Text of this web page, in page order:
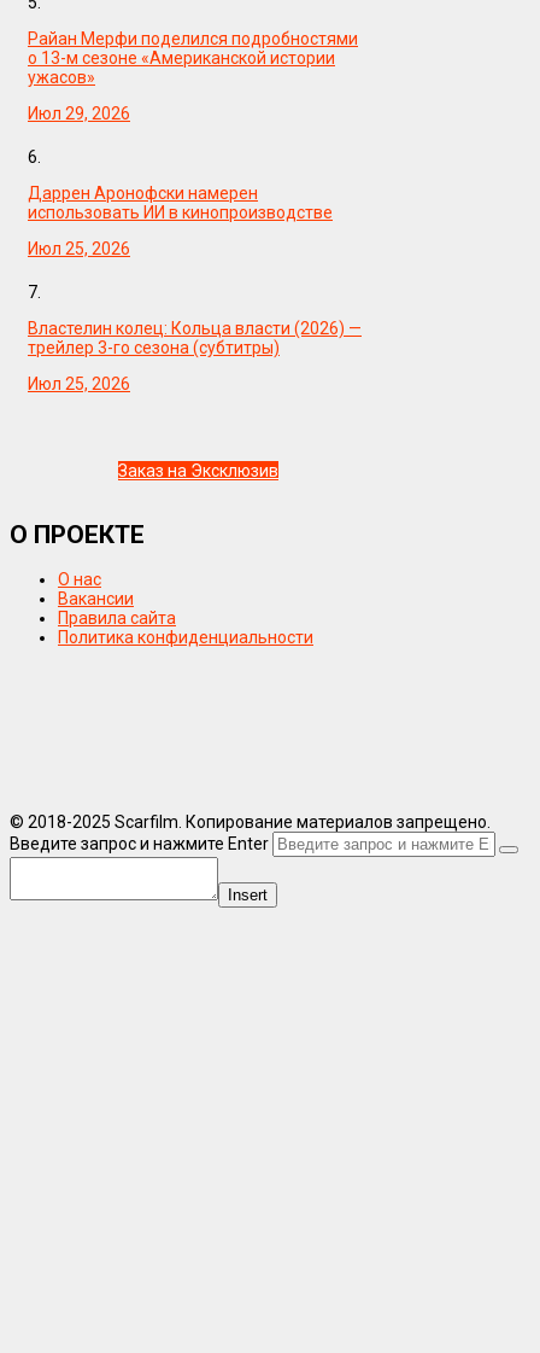
Райан Мерфи поделился подробностями
о 13-м сезоне «Американской истории
ужасов»
Июл 29, 2026
6.
Даррен Аронофски намерен
использовать ИИ в кинопроизводстве
Июл 25, 2026
7.
Властелин колец: Кольца власти (2026) —
трейлер 3-го сезона (субтитры)
Июл 25, 2026
Заказ на Эксклюзив
О ПРОЕКТЕ
О нас
Вакансии
Правила сайта
Политика конфиденциальности
© 2018-2025 Scarfilm. Копирование материалов запрещено.
Введите запрос и нажмите Enter
Insert